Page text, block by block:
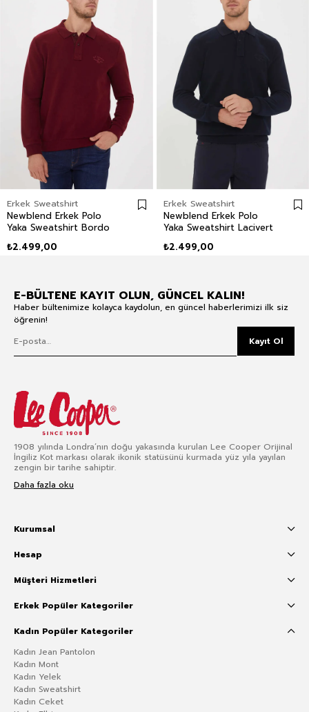
Erkek Sweatshirt
Newblend Erkek Polo
Yaka Sweatshirt Bordo
₺2.499,00
Erkek Sweatshirt
Newblend Erkek Polo
Yaka Sweatshirt Lacivert
₺2.499,00
E-BÜLTENE KAYIT OLUN, GÜNCEL KALIN!
Haber bültenimize kolayca kaydolun, en güncel haberlerimizi ilk siz
öğrenin!
Kayıt Ol
1908 yılında Londra’nın doğu yakasında kurulan Lee Cooper Orijinal
İngiliz Kot markası olarak ikonik statüsünü kurmada yüz yıla yayılan
zengin bir tarihe sahiptir.
Daha fazla oku
Kurumsal
Hesap
Müşteri Hizmetleri
Erkek Popüler Kategoriler
Kadın Popüler Kategoriler
Kadın Jean Pantolon
Kadın Mont
Kadın Yelek
Kadın Sweatshirt
Kadın Ceket